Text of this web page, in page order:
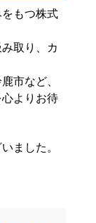
もつ株式
取り、カ
市など、
よりお待
ました。